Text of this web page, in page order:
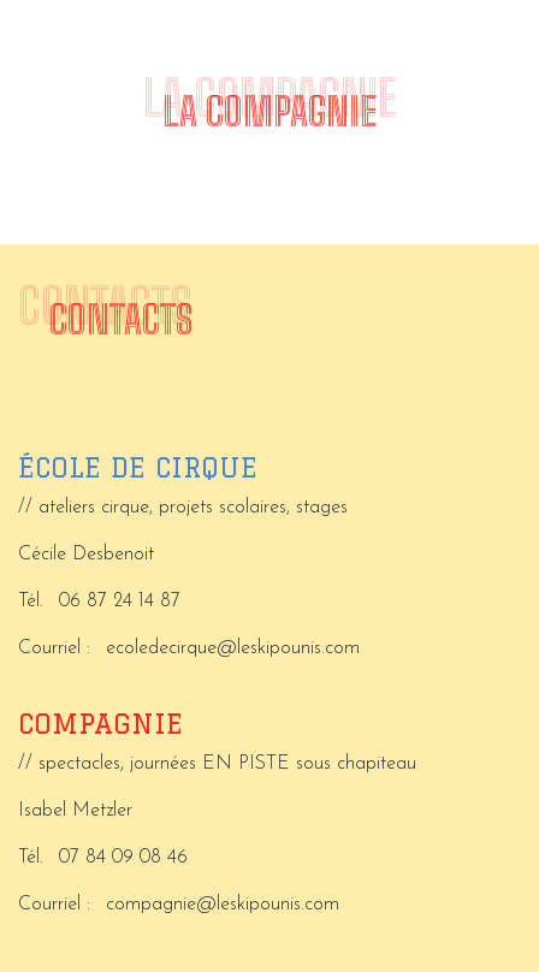
LA COMPAGNIE
LA COMPAGNIE
CONTACTS
CONTACTS
ÉCOLE DE CIRQUE
// ateliers cirque, projets scolaires, stages
Cécile Desbenoit
Tél. 06 87 24 14 87
Courriel : ecoledecirque@leskipounis.com
COMPAGNIE
// spectacles, journées EN PISTE sous chapiteau
Isabel Metzler
Tél. 07 84 09 08 46
Courriel : compagnie@leskipounis.com